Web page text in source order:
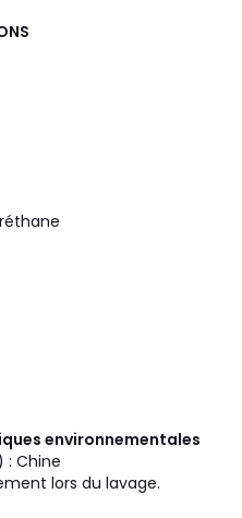
environnementales
: Chine
lors du lavage.